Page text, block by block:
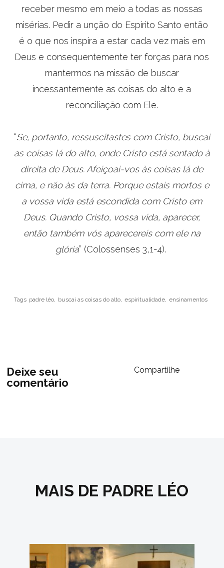
receber mesmo em meio a todas as nossas
misérias. Pedir a unção do Espírito Santo então
é o que nos inspira a estar cada vez mais em
Deus e consequentemente ter forças para nos
mantermos na missão de buscar
incessantemente as coisas do alto e a
reconciliação com Ele.
“Se, portanto, ressuscitastes com Cristo, buscai
as coisas lá do alto, onde Cristo está sentado à
direita de Deus. Afeiçoai-vos às coisas lá de
cima, e não às da terra. Porque estais mortos e
a vossa vida está escondida com Cristo em
Deus. Quando Cristo, vossa vida, aparecer,
então também vós aparecereis com ele na
glória” (Colossenses 3,1-4).
Tags padre léo, buscai as coisas do alto, espiritualidade, ensinamentos
Deixe seu
comentário
Compartilhe
MAIS DE PADRE LÉO